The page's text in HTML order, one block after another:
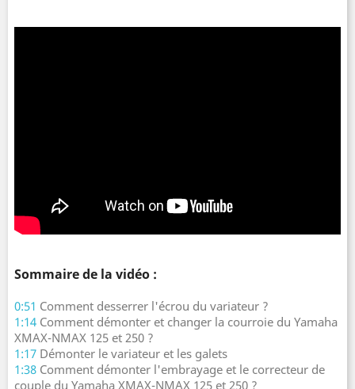
Sommaire de la vidéo :
0:51 Comment desserrer l'écrou du variateur ?
1:14 Comment démonter et changer la courroie du Yamaha
XMAX-NMAX 125 et 250 ?
1:17 Démonter le variateur et les galets
1:38 Comment démonter l'embrayage et le correcteur de
couple du Yamaha XMAX-NMAX 125 et 250 ?